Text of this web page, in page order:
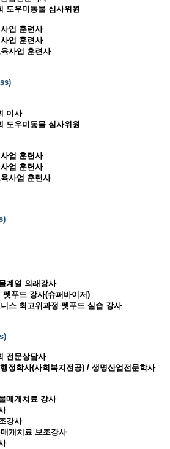
도우미동물 심사위원
업 훈련사
업 훈련사
사업 훈련사
이사
도우미동물 심사위원
업 훈련사
업 훈련사
사업 훈련사
계열 외래강사
푸드 강사(슈퍼바이저)
스 최고위과정 펫푸드 실습 강사
전문상담사
정학사(사회복지전공) / 생명산업전문학사
매개치료 강사
강사
개치료 보조강사